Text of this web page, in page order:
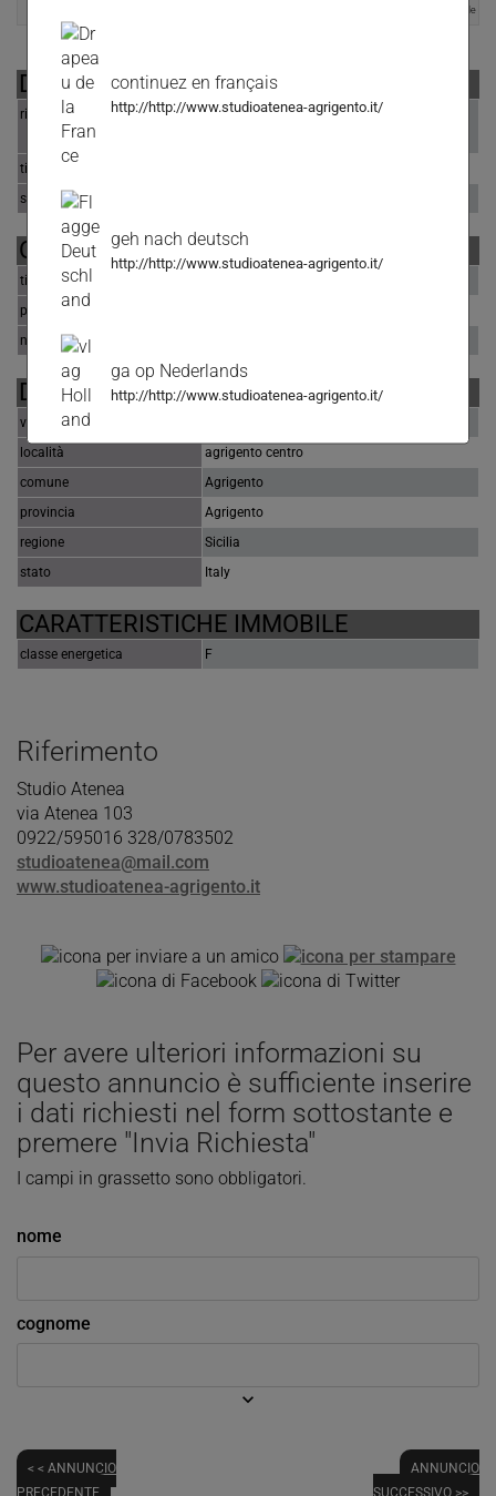
Leggermente Trattabile
DATI ANNUNCIO
riferimento
Via Dante Panoramico Appartamento 115
tipologia
stato immobile
OFFERTA COMMERCIALE
tipo di contratto
prezzo
note prezzo
DATI GEOGRAFICI
via / piazza
località
agrigento centro
comune
Agrigento
provincia
Agrigento
regione
Sicilia
stato
Italy
CARATTERISTICHE IMMOBILE
classe energetica F
Riferimento
Studio Atenea
via Atenea 103
0922/595016 328/0783502
studioatenea@mail.com
www.studioatenea-agrigento.it
Per avere ulteriori informazioni su
questo annuncio è sufficiente inserire
i dati richiesti nel form sottostante e
premere "Invia Richiesta"
I campi in grassetto sono obbligatori.
nome
cognome
keyboard_arrow_down
< < ANNUNCIO
ANNUNCIO
continuez en français
http://http://www.studioatenea-agrigento.it/
geh nach deutsch
http://http://www.studioatenea-agrigento.it/
ga op Nederlands
http://http://www.studioatenea-agrigento.it/